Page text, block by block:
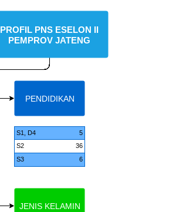
PROFIL PNS ESELON II
PEMPROV JATENG
JENIS KELAMIN
S1, D4
5
S2
36
S3
6
PENDIDIKAN